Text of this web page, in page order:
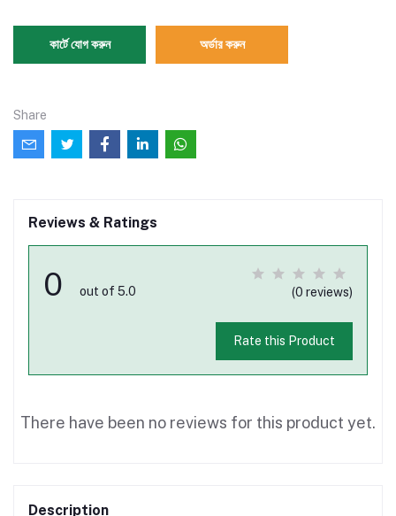
কার্টে যোগ করুন অর্ডার করুন
Share
Reviews & Ratings
0 out of 5.0 (0 reviews)
Rate this Product
There have been no reviews for this product yet.
Description